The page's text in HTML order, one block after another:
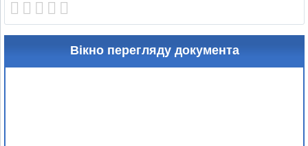
Вікно перегляду документа